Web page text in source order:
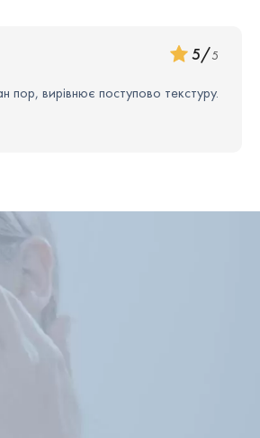
утром и вечером. Однако в
кожи.
5/5
вирівнює поступово текстуру.